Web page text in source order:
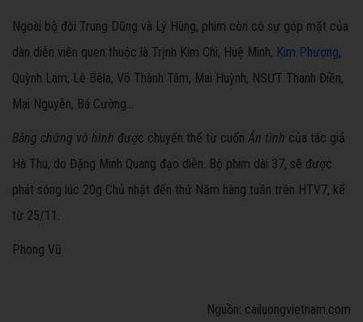
Ngoài bộ đôi Trung Dũng và Lý Hùng, phim còn có sự góp mặt của
dàn diễn viên quen thuộc là Trịnh Kim Chi, Huệ Minh, Kim Phượng,
Quỳnh Lam, Lê Bêla, Võ Thành Tâm, Mai Huỳnh, NSƯT Thanh Điền,
Mai Nguyễn, Bá Cường…
Bằng chứng vô hình được chuyển thể từ cuốn Án tình của tác giả
Hà Thu, do Đặng Minh Quang đạo diễn. Bộ phim dài 37, sẽ được
phát sóng lúc 20g Chủ nhật đến thứ Năm hàng tuần trên HTV7, kể
từ 25/11.
Phong Vũ
Nguồn: cailuongvietnam.com